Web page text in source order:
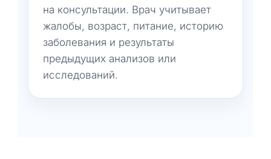
на консультации. Врач учитывает
жалобы, возраст, питание, историю
заболевания и результаты
предыдущих анализов или
исследований.